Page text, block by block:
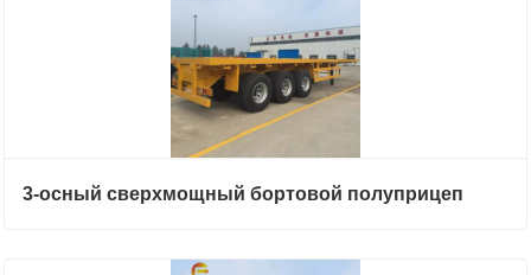
3-осный сверхмощный бортовой полуприцеп